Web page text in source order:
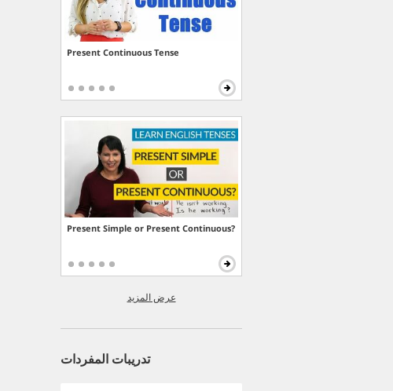
Present Continuous Tense
Present Simple or Present Continuous?
عرض المزيد
تدريبات المفردات